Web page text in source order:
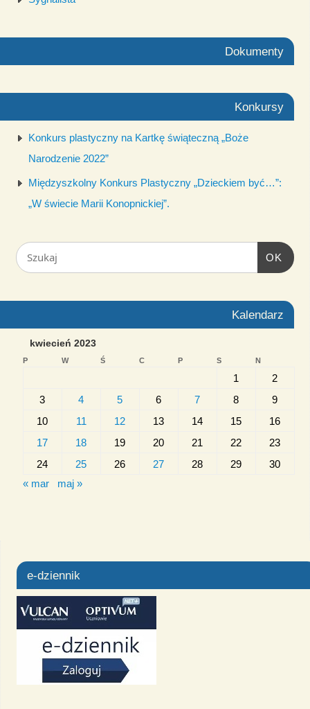
Dokumenty
Konkursy
Konkurs plastyczny na Kartkę świąteczną „Boże
Narodzenie 2022”
Międzyszkolny Konkurs Plastyczny „Dzieckiem być…”:
„W świecie Marii Konopnickiej”.
OK
Kalendarz
kwiecień 2023
P W Ś C P S N
1
2
3
4 5 6 7 8
9
10
11 12 13 14 15
16
17
18 19 20 21 22
23
24
25 26 27 28 29
30
« mar
maj »
e-dziennik